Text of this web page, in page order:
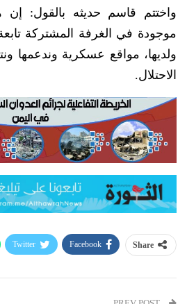
واختتم قاسم حديثه بالقول:
موجودة في الغرفة المشتركة
ولديها، مواقع عسكرية وندعمها
الاحتلال.
Share
Facebook
Twitter